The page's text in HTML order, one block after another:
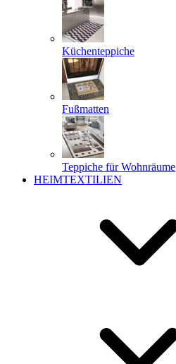
Küchenteppiche
Fußmatten
Teppiche für Wohnräume
HEIMTEXTILIEN